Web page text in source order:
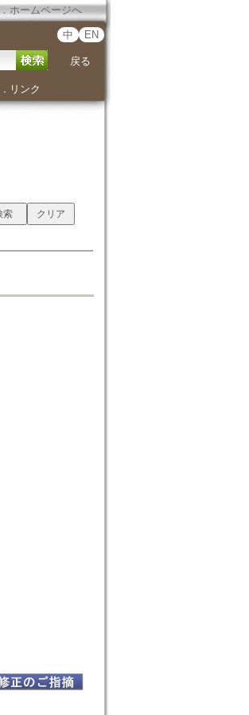
． ホームページへ
中 EN
戻る
． リンク